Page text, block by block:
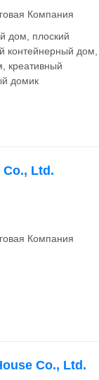
Компания
дом, плоский
контейнерный дом,
креативный
домик
Ltd.
Компания
Co., Ltd.